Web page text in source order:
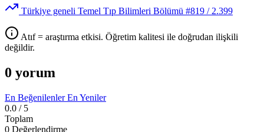
Türkiye geneli Temel Tıp Bilimleri Bölümü #819 / 2.399
Atıf = araştırma etkisi. Öğretim kalitesi ile doğrudan ilişkili
değildir.
0 yorum
En BeğenilenlerEn Yeniler
0.0 / 5
Toplam
0 Değerlendirme